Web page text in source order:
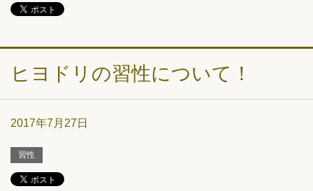
ヒヨドリの習性について！
2017年7月27日
習性